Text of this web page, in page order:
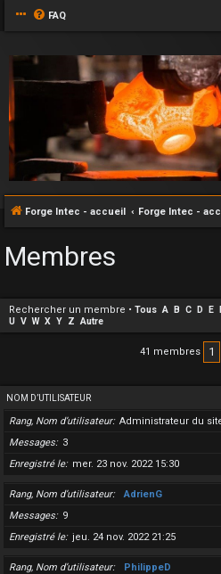
FAQ
Forge Intec - accueil Forge Intec -
Membres
Rechercher un membre • Tous A B C D E
U V W X Y Z Autre
41 membres 1
NOM D’UTILISATEUR
Rang, Nom d’utilisateur Administrateur du
Messages
3
Enregistré le
mer. 23 nov. 2022 15:30
Rang, Nom d’utilisateur
AdrienG
Messages
9
Enregistré le
jeu. 24 nov. 2022 21:25
Rang, Nom d’utilisateur
PhilippeD